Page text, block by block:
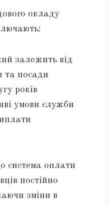
окладу
залежить від
та посади
років
умови служби
система оплати
постійно
зміни в